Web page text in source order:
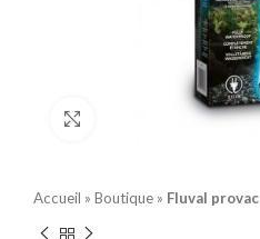
Click to enlarge
Accueil » Boutique » Fluval provac